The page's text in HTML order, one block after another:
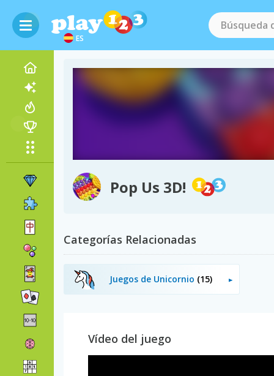
ES
Pop Us 3D!
Categorías Relacionadas
Juegos de Unicornio (15)
Vídeo del juego